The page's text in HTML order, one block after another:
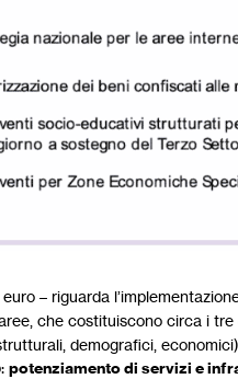
– riguarda
che costituiscono circa i
demografici,
potenziamento di servizi e